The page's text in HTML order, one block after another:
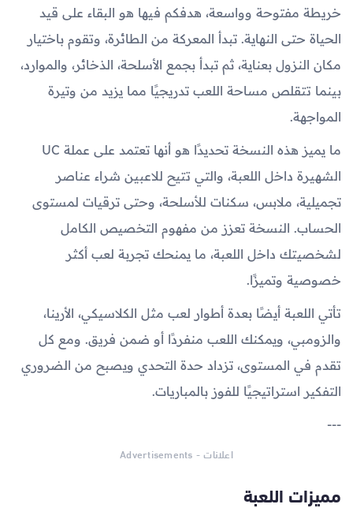
خريطة مفتوحة وواسعة، هدفكم فيها هو البقاء على قيد
الحياة حتى النهاية. تبدأ المعركة من الطائرة، وتقوم باختيار
مكان النزول بعناية، ثم تبدأ بجمع الأسلحة، الذخائر، والموارد،
بينما تتقلص مساحة اللعب تدريجيًا مما يزيد من وتيرة
المواجهة.
ما يميز هذه النسخة تحديدًا هو أنها تعتمد على عملة UC
الشهيرة داخل اللعبة، والتي تتيح للاعبين شراء عناصر
تجميلية، ملابس، سكنات للأسلحة، وحتى ترقيات لمستوى
الحساب. النسخة تعزز من مفهوم التخصيص الكامل
لشخصيتك داخل اللعبة، ما يمنحك تجربة لعب أكثر
خصوصية وتميزًا.
تأتي اللعبة أيضًا بعدة أطوار لعب مثل الكلاسيكي، الأرينا،
والزومبي، ويمكنك اللعب منفردًا أو ضمن فريق. ومع كل
تقدم في المستوى، تزداد حدة التحدي ويصبح من الضروري
التفكير استراتيجيًا للفوز بالمباريات.
---
اعلانات - Advertisements
مميزات اللعبة